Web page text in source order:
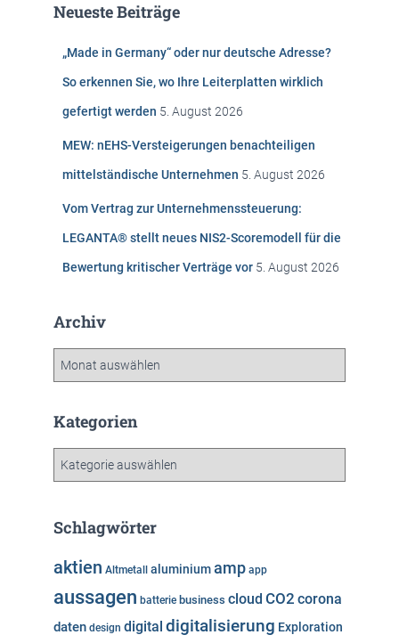
n
Neueste Beiträge
„Made in Germany“ oder nur deutsche Adresse?
So erkennen Sie, wo Ihre Leiterplatten wirklich
gefertigt werden 5. August 2026
MEW: nEHS-Versteigerungen benachteiligen
mittelständische Unternehmen 5. August 2026
Vom Vertrag zur Unternehmenssteuerung:
LEGANTA® stellt neues NIS2-Scoremodell für die
Bewertung kritischer Verträge vor 5. August 2026
Archiv
h
Kategorien
g
r
i
n
Schlagwörter
aktien Altmetall aluminiumamp app
aussagen batterie business cloud CO2 corona
daten design digital digitalisierung Exploration